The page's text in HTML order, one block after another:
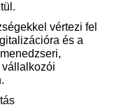
vértezi fel
és a